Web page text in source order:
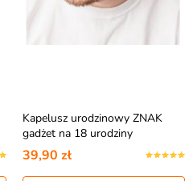
Kapelusz urodzinowy ZNAK
gadżet na 18 urodziny
39,90 zł